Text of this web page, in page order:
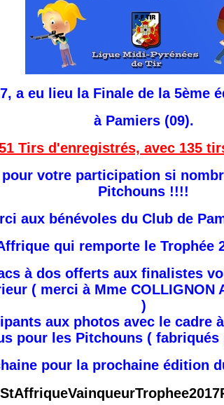
a eu lieu la Finale de la 5ème
à Pamiers (09).
Tirs d'enregistrés, avec 135
votre participation si
Pitchouns !!!!
aux bénévoles du Club de
qui remporte le Trophée
à dos offerts aux finalistes
( merci à Mme COLLIGNON
)
aux photos avec le cadre
pour les Pitchouns ( fabriqués
pour la prochaine édition